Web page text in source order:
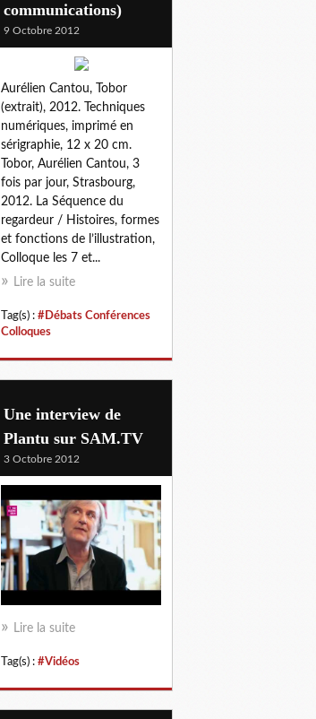
communications)
9 Octobre 2012
Aurélien Cantou, Tobor
(extrait), 2012. Techniques
numériques, imprimé en
sérigraphie, 12 x 20 cm.
Tobor, Aurélien Cantou, 3
fois par jour, Strasbourg,
2012. La Séquence du
regardeur / Histoires, formes
et fonctions de l’illustration,
Colloque les 7 et...
Lire la suite
Tag(s) : #Débats Conférences
Colloques
Une interview de
Plantu sur SAM.TV
3 Octobre 2012
Lire la suite
Tag(s) : #Vidéos